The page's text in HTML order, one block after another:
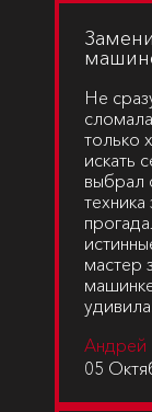
Не
только
искать
выбрал
мастер
удивила.
Андрей
05